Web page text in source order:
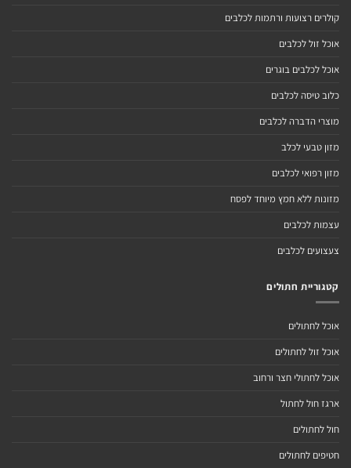
קולרים רצועות ורתמות לכלבים
אוכל זול לכלבים
אוכל לכלבים בוגרים
כלוב טיסה לכלבים
מוצרי הדברה לכלבים
מזון טבעי לכלב
מזון רפואי לכלבים
מזונות ללא חמץ מיוחד לפסח
עצמות לכלבים
צעצועים לכלבים
קטגוריית חתולים
אוכל לחתולים
אוכל זול לחתולים
אוכל לחתולי חצר ורחוב
ארגז חול לחתול
חול לחתולים
חטיפים לחתולים